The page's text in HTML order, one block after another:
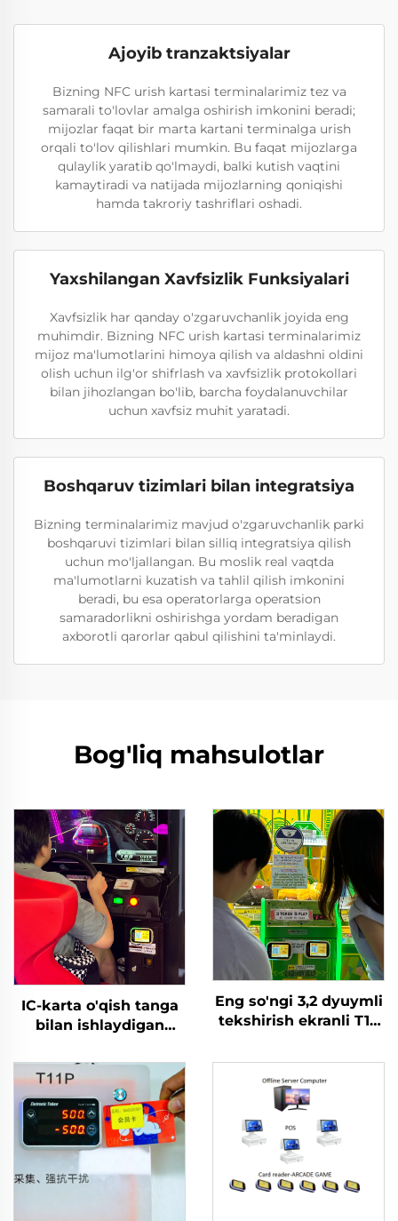
Ajoyib tranzaktsiyalar
Bizning NFC urish kartasi terminalarimiz tez va
samarali to'lovlar amalga oshirish imkonini beradi;
mijozlar faqat bir marta kartani terminalga urish
orqali to'lov qilishlari mumkin. Bu faqat mijozlarga
qulaylik yaratib qo'lmaydi, balki kutish vaqtini
kamaytiradi va natijada mijozlarning qoniqishi
hamda takroriy tashriflari oshadi.
Yaxshilangan Xavfsizlik Funksiyalari
Xavfsizlik har qanday o'zgaruvchanlik joyida eng
muhimdir. Bizning NFC urish kartasi terminalarimiz
mijoz ma'lumotlarini himoya qilish va aldashni oldini
olish uchun ilg'or shifrlash va xavfsizlik protokollari
bilan jihozlangan bo'lib, barcha foydalanuvchilar
uchun xavfsiz muhit yaratadi.
Boshqaruv tizimlari bilan integratsiya
Bizning terminalarimiz mavjud o'zgaruvchanlik parki
boshqaruvi tizimlari bilan silliq integratsiya qilish
uchun mo'ljallangan. Bu moslik real vaqtda
ma'lumotlarni kuzatish va tahlil qilish imkonini
beradi, bu esa operatorlarga operatsion
samaradorlikni oshirishga yordam beradigan
axborotli qarorlar qabul qilishini ta'minlaydi.
Bog'liq mahsulotlar
IC-karta o'qish tanga
bilan ishlaydigan
o'qish/tanga itish o'yin
mashinasining o'qish
terminali plastmassa
yapon tilida
Eng so'ngi 3,2 dyuymli
tekshirish ekranli T10
markazlari uchun WIFI
kartani o'qish
terminali